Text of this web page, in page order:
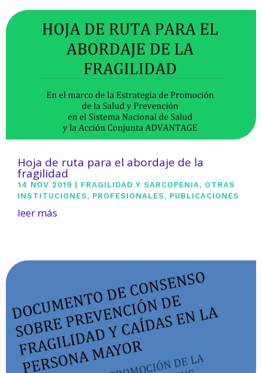
Hoja de ruta para el abordaje de la
fragilidad
14 NOV 2019 FRAGILIDAD Y SARCOPENIA, OTRAS
INSTITUCIONES , PROFESIONALES , PUBLICACIONES
leer más